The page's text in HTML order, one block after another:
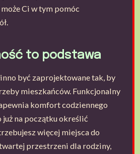
Ci w tym pomóc
to podstawa
być zaprojektowane tak, by
mieszkańców. Funkcjonalny
komfort codziennego
na początku określić
więcej miejsca do
przestrzeni dla rodziny,